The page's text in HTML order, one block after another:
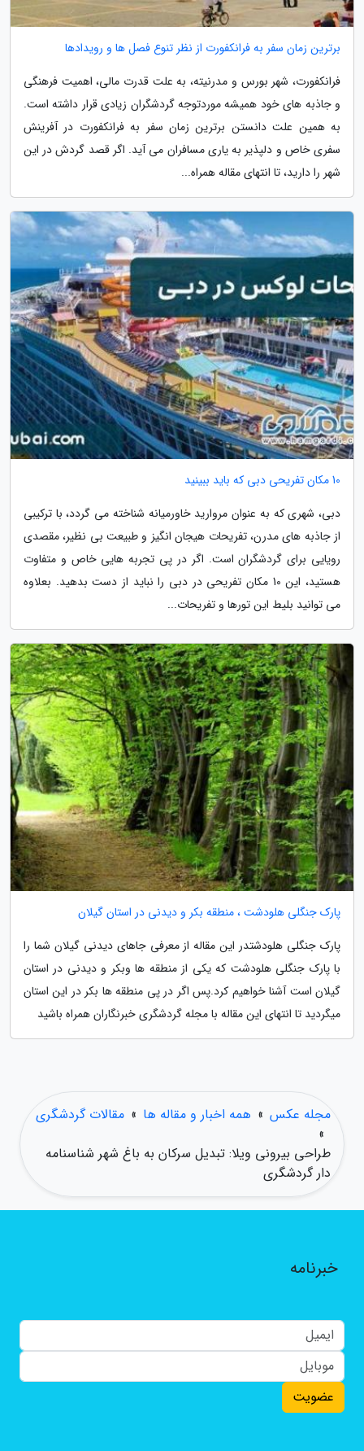
برترین زمان سفر به فرانکفورت از نظر تنوع فصل ها و رویدادها
فرانکفورت، شهر بورس و مدرنیته، به علت قدرت مالی، اهمیت فرهنگی
و جاذبه های خود همیشه موردتوجه گردشگران زیادی قرار داشته است.
به همین علت دانستن برترین زمان سفر به فرانکفورت در آفرینش
سفری خاص و دلپذیر به یاری مسافران می آید. اگر قصد گردش در این
شهر را دارید، تا انتهای مقاله همراه...
10 مکان تفریحی دبی که باید ببینید
دبی، شهری که به عنوان مروارید خاورمیانه شناخته می گردد، با ترکیبی
از جاذبه های مدرن، تفریحات هیجان انگیز و طبیعت بی نظیر، مقصدی
رویایی برای گردشگران است. اگر در پی تجربه هایی خاص و متفاوت
هستید، این 10 مکان تفریحی در دبی را نباید از دست بدهید. بعلاوه
می توانید بلیط این تورها و تفریحات...
پارک جنگلی هلودشت ، منطقه بکر و دیدنی در استان گیلان
پارک جنگلی هلودشتدر این مقاله از معرفی جاهای دیدنی گیلان شما را
با پارک جنگلی هلودشت که یکی از منطقه ها وبکر و دیدنی در استان
گیلان است آشنا خواهیم کرد.پس اگر در پی منطقه ها بکر در این استان
میگردید تا انتهای این مقاله با مجله گردشگری خبرنگاران همراه باشید
مجله عکس » همه اخبار و مقاله ها » مقالات گردشگری
»
طراحی بیرونی ویلا: تبدیل سرکان به باغ شهر شناسنامه
دار گردشگری
خبرنامه
عضویت